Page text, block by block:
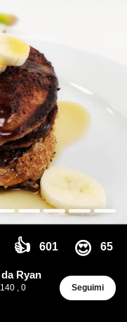
👍 601 😍 65
Ryan
, 0
Seguimi